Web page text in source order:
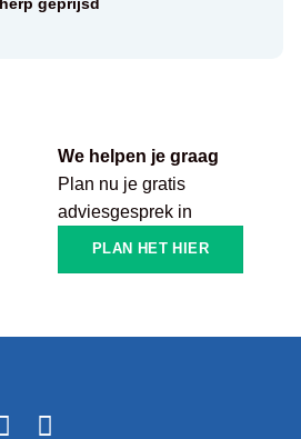
We helpen je graag
Plan nu je gratis
adviesgesprek in
PLAN HET HIER
geprijsd